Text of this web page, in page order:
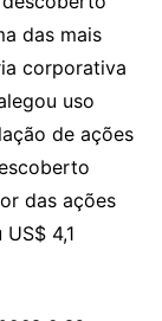
das mais
corporativa
uso
de ações
das ações
4,1